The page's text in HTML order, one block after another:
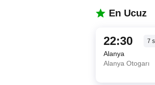
En Ucuz
22:30 7
Alanya
Alanya Otogarı